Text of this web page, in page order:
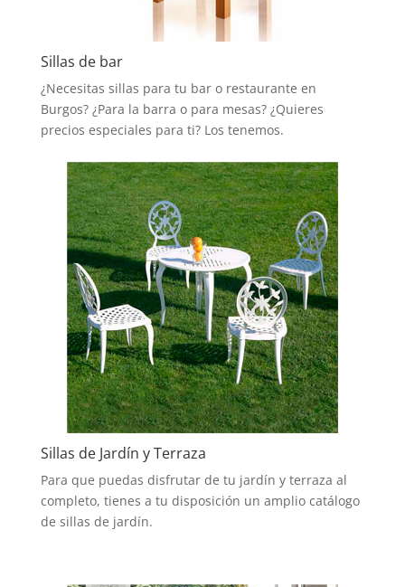
Sillas de bar
¿Necesitas sillas para tu bar o restaurante en
Burgos? ¿Para la barra o para mesas? ¿Quieres
precios especiales para ti? Los tenemos.
Sillas de Jardín y Terraza
Para que puedas disfrutar de tu jardín y terraza al
completo, tienes a tu disposición un amplio catálogo
de sillas de jardín.